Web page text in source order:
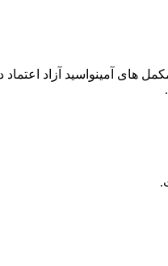
آمینواسید آزاد اعتماد